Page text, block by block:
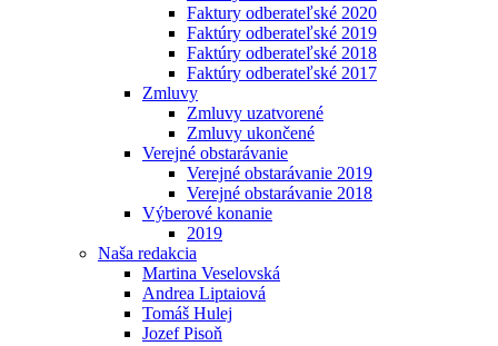
Faktury odberateľské 2020
Faktúry odberateľské 2019
Faktúry odberateľské 2018
Faktúry odberateľské 2017
Zmluvy
Zmluvy uzatvorené
Zmluvy ukončené
Verejné obstarávanie
Verejné obstarávanie 2019
Verejné obstarávanie 2018
Výberové konanie
2019
Naša redakcia
Martina Veselovská
Andrea Liptaiová
Tomáš Hulej
Jozef Pisoň